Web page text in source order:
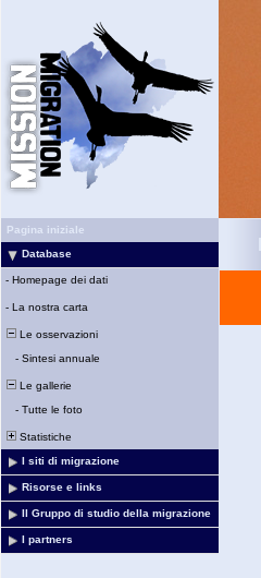
Pagina iniziale
Database
- Homepage dei dati
- La nostra carta
Le osservazioni
- Sintesi annuale
Le gallerie
- Tutte le foto
Statistiche
I siti di migrazione
Risorse e links
Il Gruppo di studio della migrazione
I partners